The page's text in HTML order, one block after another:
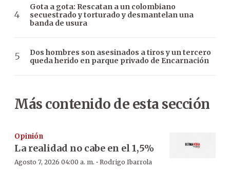
Gota a gota: Rescatan a un colombiano
secuestrado y torturado y desmantelan una
banda de usura
Dos hombres son asesinados a tiros y un tercero
queda herido en parque privado de Encarnación
Más contenido de esta sección
Opinión
La realidad no cabe en el 1,5%
Agosto 7, 2026 04:00 a. m. · Rodrigo Ibarrola